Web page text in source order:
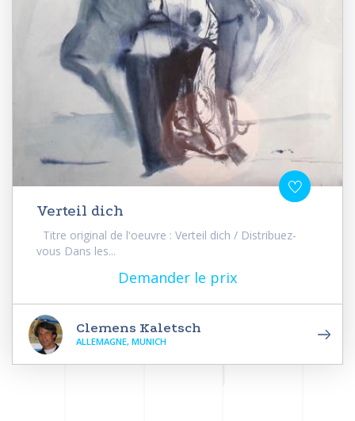
Verteil dich
Titre original de l'oeuvre : Verteil dich / Distribuez-
vous Dans les...
Demander le prix
Clemens Kaletsch
ALLEMAGNE, MUNICH